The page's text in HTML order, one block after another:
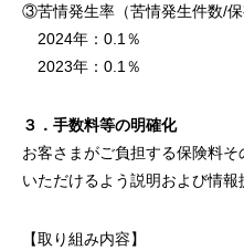
③苦情発生率（苦情発生件数/
2024年：0.1％
2023年：0.1％
３．手数料等の明確化
お客さまがご負担する保険料
いただけるよう説明および情報
【取り組み内容】